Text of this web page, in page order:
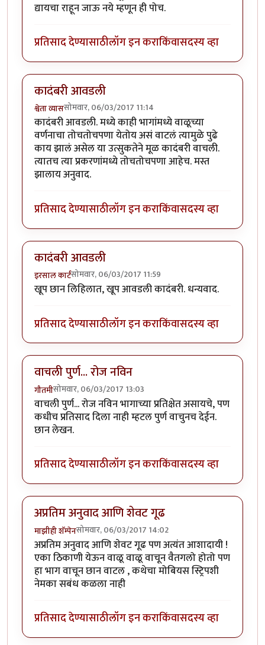
द्यायचा राहून जाऊ नये म्हणून ही पोच.
प्रतिसाद देण्यासाठीलॉग इन कराकिंवासदस्य व्हा
कादंबरी आवडली
श्वेता व्याससोमवार, 06/03/2017 11:14
कादंबरी आवडली. मध्ये काही भागांमध्ये वाळूच्या
वर्णनाचा तोचतोचपणा येतोय असं वाटलं त्यामुळे पुढे
काय झालं असेल या उत्सुकतेने मूळ कादंबरी वाचली.
त्यातच त्या प्रकरणांमध्ये तोचतोचपणा आहेच. मस्त
झालाय अनुवाद.
प्रतिसाद देण्यासाठीलॉग इन कराकिंवासदस्य व्हा
कादंबरी आवडली
इरसाल कार्टंसोमवार, 06/03/2017 11:59
खूप छान लिहिलात, खूप आवडली कादंबरी. धन्यवाद.
प्रतिसाद देण्यासाठीलॉग इन कराकिंवासदस्य व्हा
वाचली पुर्ण... रोज नविन
गौतमीसोमवार, 06/03/2017 13:03
वाचली पुर्ण... रोज नविन भागाच्या प्रतिक्षेत असायचे, पण
कधीच प्रतिसाद दिला नाही म्हटल पुर्ण वाचुनच देईन.
छान लेखन.
प्रतिसाद देण्यासाठीलॉग इन कराकिंवासदस्य व्हा
अप्रतिम अनुवाद आणि शेवट गूढ
माझीही शॅम्पेनसोमवार, 06/03/2017 14:02
अप्रतिम अनुवाद आणि शेवट गूढ पण अत्यंत आशादायी !
एका ठिकाणी येऊन वाळू वाळू वाचून वैतगलो होतो पण
हा भाग वाचून छान वाटल , कथेचा मोबियस स्ट्रिपशी
नेमका सबंध कळला नाही
प्रतिसाद देण्यासाठीलॉग इन कराकिंवासदस्य व्हा